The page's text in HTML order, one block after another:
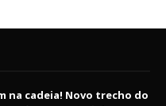
na cadeia! Novo trecho do